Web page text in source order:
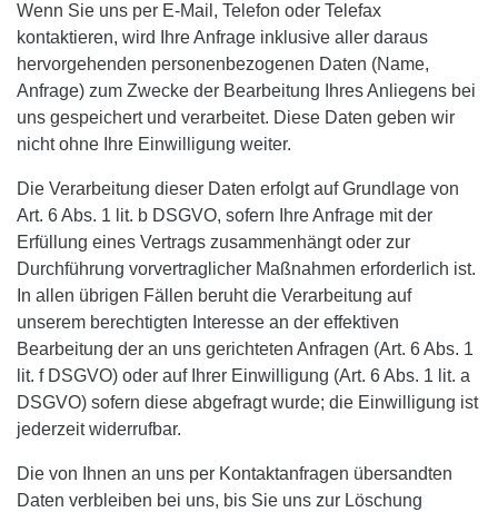
Wenn Sie uns per E-Mail, Telefon oder Telefax
kontaktieren, wird Ihre Anfrage inklusive aller daraus
hervorgehenden personenbezogenen Daten (Name,
Anfrage) zum Zwecke der Bearbeitung Ihres Anliegens bei
uns gespeichert und verarbeitet. Diese Daten geben wir
nicht ohne Ihre Einwilligung weiter.
Die Verarbeitung dieser Daten erfolgt auf Grundlage von
Art. 6 Abs. 1 lit. b DSGVO, sofern Ihre Anfrage mit der
Erfüllung eines Vertrags zusammenhängt oder zur
Durchführung vorvertraglicher Maßnahmen erforderlich ist.
In allen übrigen Fällen beruht die Verarbeitung auf
unserem berechtigten Interesse an der effektiven
Bearbeitung der an uns gerichteten Anfragen (Art. 6 Abs. 1
lit. f DSGVO) oder auf Ihrer Einwilligung (Art. 6 Abs. 1 lit. a
DSGVO) sofern diese abgefragt wurde; die Einwilligung ist
jederzeit widerrufbar.
Die von Ihnen an uns per Kontaktanfragen übersandten
Daten verbleiben bei uns, bis Sie uns zur Löschung